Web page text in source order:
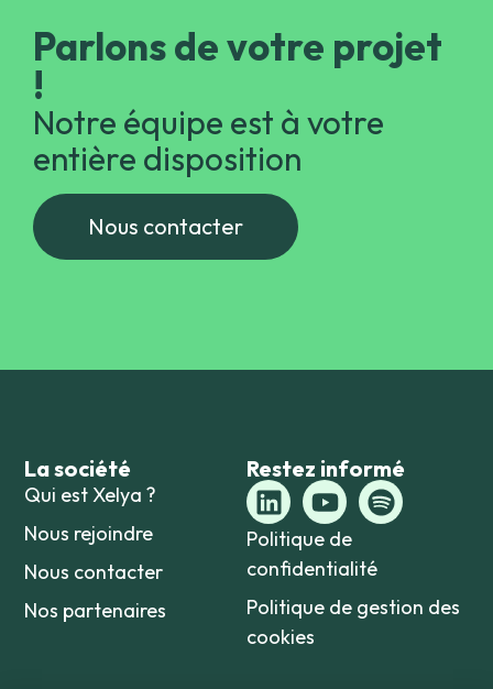
Parlons de votre projet
!
Notre équipe est à votre
entière disposition
Nous contacter
La société
Qui est Xelya ?
Nous rejoindre
Nous contacter
Nos partenaires
Restez informé
Politique de
confidentialité
Politique de gestion des
cookies